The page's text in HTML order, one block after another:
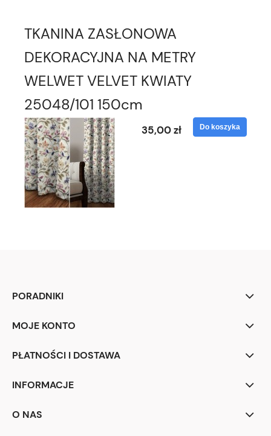
TKANINA ZASŁONOWA
DEKORACYJNA NA METRY
WELWET VELVET KWIATY
25048/101 150cm
35,00 zł Do koszyka
PORADNIKI
MOJE KONTO
PŁATNOŚCI I DOSTAWA
INFORMACJE
O NAS